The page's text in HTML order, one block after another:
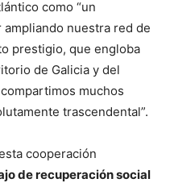
como “un
nuestra red de
prestigio, que engloba
de Galicia y del
muchos
trascendental”.
cooperación
de recuperación social